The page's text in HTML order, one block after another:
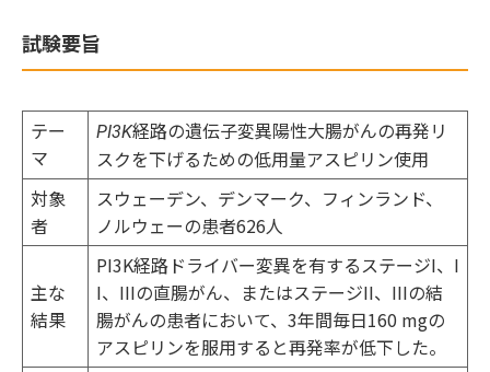
試験要旨
テー
マ
PI3K経路の遺伝子変異陽性大腸がんの再発リ
スクを下げるための低用量アスピリン使用
対象
者
スウェーデン、デンマーク、フィンランド、
ノルウェーの患者626人
主な
結果
PI3K経路ドライバー変異を有するステージI、I
I、IIIの直腸がん、またはステージII、IIIの結
腸がんの患者において、3年間毎日160 mgの
アスピリンを服用すると再発率が低下した。